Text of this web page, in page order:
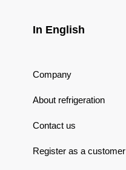
In English
Company
About refrigeration
Contact us
Register as a customer